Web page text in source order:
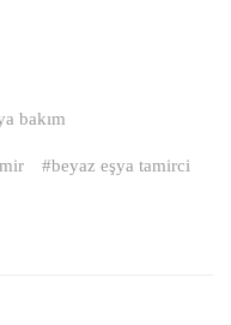
bakım
beyaz eşya tamirci